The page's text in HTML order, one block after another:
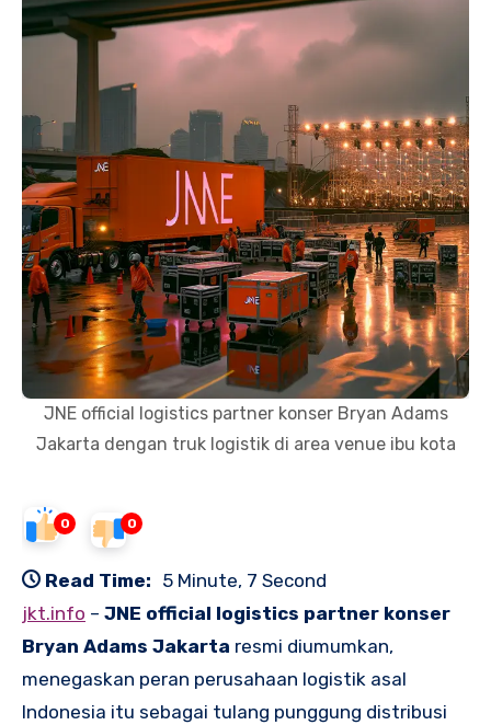
JNE official logistics partner konser Bryan Adams
Jakarta dengan truk logistik di area venue ibu kota
0 0
Read Time: 5 Minute, 7 Second
jkt.info – JNE official logistics partner konser
Bryan Adams Jakarta resmi diumumkan,
menegaskan peran perusahaan logistik asal
Indonesia itu sebagai tulang punggung distribusi